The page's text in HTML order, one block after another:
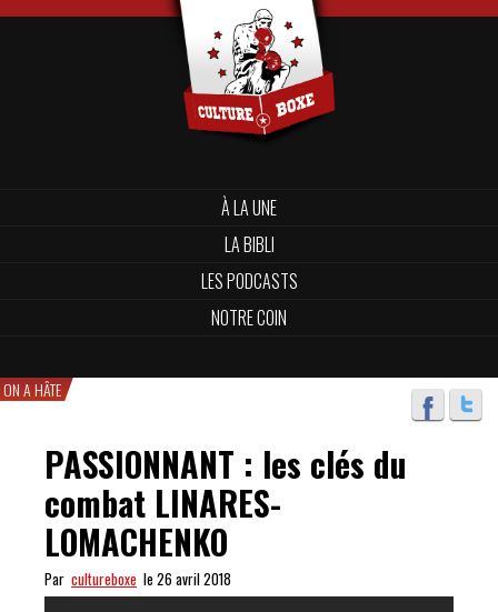
À LA UNE
LA BIBLI
LES PODCASTS
NOTRE COIN
ON A HÂTE
PASSIONNANT : les clés du
combat LINARES-
LOMACHENKO
Par cultureboxe le 26 avril 2018